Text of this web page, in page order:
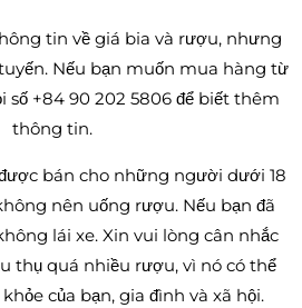
tin về giá bia và rượu, nhưng
Nếu bạn muốn mua hàng từ
số +84 90 202 5806 để biết thêm
thông tin.
bán cho những người dưới 18
nên uống rượu. Nếu bạn đã
lái xe. Xin vui lòng cân nhắc
thụ quá nhiều rượu, vì nó có thể
của bạn, gia đình và xã hội.